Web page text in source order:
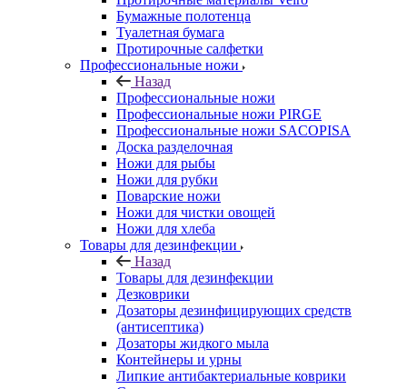
Бумажные полотенца
Туалетная бумага
Протирочные салфетки
Профессиональные ножи
Назад
Профессиональные ножи
Профессиональные ножи PIRGE
Профессиональные ножи SACOPISA
Доска разделочная
Ножи для рыбы
Ножи для рубки
Поварские ножи
Ножи для чистки овощей
Ножи для хлеба
Товары для дезинфекции
Назад
Товары для дезинфекции
Дезковрики
Дозаторы дезинфицирующих средств
(антисептика)
Дозаторы жидкого мыла
Контейнеры и урны
Липкие антибактериальные коврики